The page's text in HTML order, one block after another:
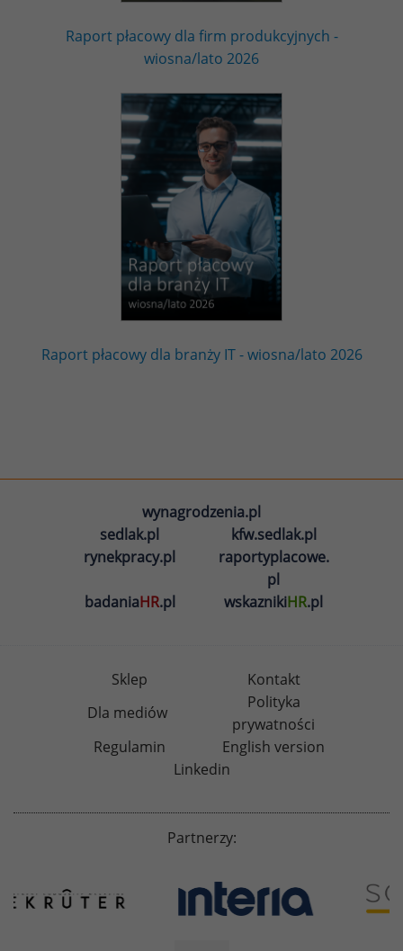
Raport płacowy dla firm produkcyjnych -
wiosna/lato 2026
Raport płacowy dla branży IT - wiosna/lato 2026
wynagrodzenia.pl
sedlak.pl
kfw.sedlak.pl
rynekpracy.pl
raportyplacowe.
pl
badaniaHR.pl wskaznikiHR.pl
Sklep
Kontakt
Dla mediów
Polityka
prywatności
Regulamin
English version
Linkedin
Partnerzy: